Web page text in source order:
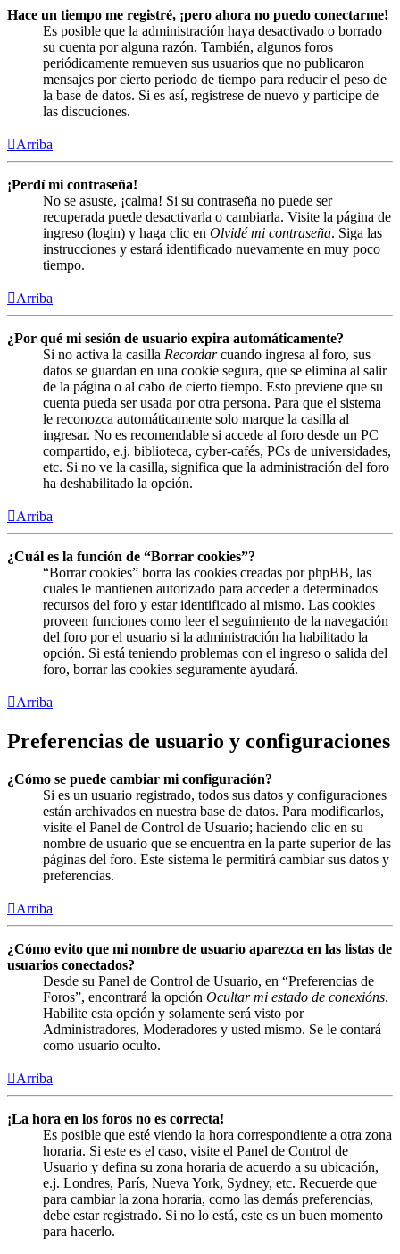
Hace un tiempo me registré, ¡pero ahora no puedo conectarme!
Es posible que la administración haya desactivado o borrado
su cuenta por alguna razón. También, algunos foros
periódicamente remueven sus usuarios que no publicaron
mensajes por cierto periodo de tiempo para reducir el peso de
la base de datos. Si es así, registrese de nuevo y participe de
las discuciones.
Arriba
¡Perdí mi contraseña!
No se asuste, ¡calma! Si su contraseña no puede ser
recuperada puede desactivarla o cambiarla. Visite la página de
ingreso (login) y haga clic en Olvidé mi contraseña. Siga las
instrucciones y estará identificado nuevamente en muy poco
tiempo.
Arriba
¿Por qué mi sesión de usuario expira automáticamente?
Si no activa la casilla Recordarcuando ingresa al foro, sus
datos se guardan en una cookie segura, que se elimina al salir
de la página o al cabo de cierto tiempo. Esto previene que su
cuenta pueda ser usada por otra persona. Para que el sistema
le reconozca automáticamente solo marque la casilla al
ingresar. No es recomendable si accede al foro desde un PC
compartido, e.j. biblioteca, cyber-cafés, PCs de universidades,
etc. Si no ve la casilla, significa que la administración del foro
ha deshabilitado la opción.
Arriba
¿Cuál es la función de “Borrar cookies”?
“Borrar cookies” borra las cookies creadas por phpBB, las
cuales le mantienen autorizado para acceder a determinados
recursos del foro y estar identificado al mismo. Las cookies
proveen funciones como leer el seguimiento de la navegación
del foro por el usuario si la administración ha habilitado la
opción. Si está teniendo problemas con el ingreso o salida del
foro, borrar las cookies seguramente ayudará.
Arriba
Preferencias de usuario y configuraciones
¿Cómo se puede cambiar mi configuración?
Si es un usuario registrado, todos sus datos y configuraciones
están archivados en nuestra base de datos. Para modificarlos,
visite el Panel de Control de Usuario; haciendo clic en su
nombre de usuario que se encuentra en la parte superior de las
páginas del foro. Este sistema le permitirá cambiar sus datos y
preferencias.
Arriba
¿Cómo evito que mi nombre de usuario aparezca en las listas de
usuarios conectados?
Desde su Panel de Control de Usuario, en “Preferencias de
Foros”, encontrará la opción Ocultar mi estado de conexións.
Habilite esta opción y solamente será visto por
Administradores, Moderadores y usted mismo. Se le contará
como usuario oculto.
Arriba
¡La hora en los foros no es correcta!
Es posible que esté viendo la hora correspondiente a otra zona
horaria. Si este es el caso, visite el Panel de Control de
Usuario y defina su zona horaria de acuerdo a su ubicación,
e.j. Londres, París, Nueva York, Sydney, etc. Recuerde que
para cambiar la zona horaria, como las demás preferencias,
debe estar registrado. Si no lo está, este es un buen momento
para hacerlo.